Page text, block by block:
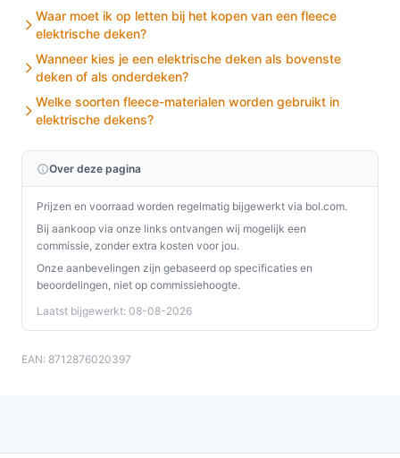
Waar moet ik op letten bij het kopen van een fleece
elektrische deken?
Wanneer kies je een elektrische deken als bovenste
deken of als onderdeken?
Welke soorten fleece-materialen worden gebruikt in
elektrische dekens?
Over deze pagina
Prijzen en voorraad worden regelmatig bijgewerkt via bol.com.
Bij aankoop via onze links ontvangen wij mogelijk een
commissie, zonder extra kosten voor jou.
Onze aanbevelingen zijn gebaseerd op specificaties en
beoordelingen, niet op commissiehoogte.
Laatst bijgewerkt: 08-08-2026
EAN: 8712876020397